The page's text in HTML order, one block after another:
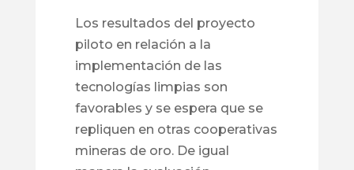
Los resultados del proyecto
piloto en relación a la
implementación de las
tecnologías limpias son
favorables y se espera que se
repliquen en otras cooperativas
mineras de oro. De igual